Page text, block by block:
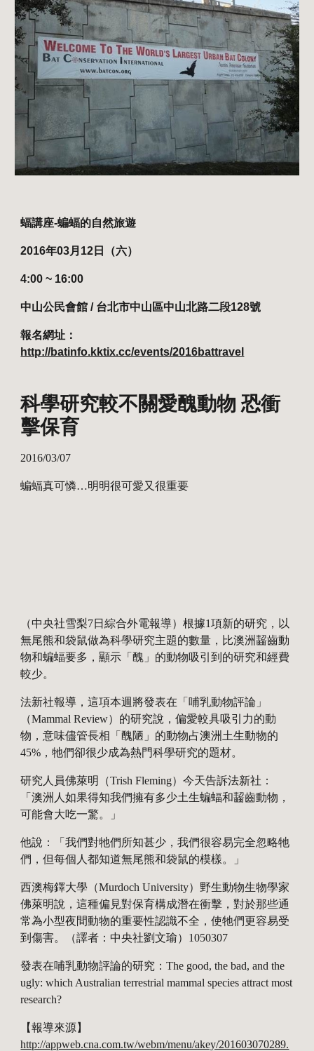
蝠講座-蝙蝠的自然旅遊
2016年03月12日（六）
4:00 ~ 16:00
中山公民會館 / 台北市中山區中山北路二段128號
報名網址：
http://batinfo.kktix.cc/events/2016battravel
科學研究較不關愛醜動物 恐衝
擊保育
2016/03/07
蝙蝠真可憐…明明很可愛又很重要
（中央社雪梨7日綜合外電報導）根據1項新的研究，以
無尾熊和袋鼠做為科學研究主題的數量，比澳洲齧齒動
物和蝙蝠要多，顯示「醜」的動物吸引到的研究和經費
較少。
法新社報導，這項本週將發表在「哺乳動物評論」
（Mammal Review）的研究說，偏愛較具吸引力的動
物，意味儘管長相「醜陋」的動物占澳洲土生動物的
45%，牠們卻很少成為熱門科學研究的題材。
研究人員佛萊明（Trish Fleming）今天告訴法新社：
「澳洲人如果得知我們擁有多少土生蝙蝠和齧齒動物，
可能會大吃一驚。」
他說：「我們對牠們所知甚少，我們很容易完全忽略牠
們，但每個人都知道無尾熊和袋鼠的模樣。」
西澳梅鐸大學（Murdoch University）野生動物生物學家
佛萊明說，這種偏見對保育構成潛在衝擊，對於那些通
常為小型夜間動物的重要性認識不全，使牠們更容易受
到傷害。（譯者：中央社劉文瑜）1050307
發表在哺乳動物評論的研究：The good, the bad, and the
ugly: which Australian terrestrial mammal species attract most
research?
【報導來源】
http://appweb.cna.com.tw/webm/menu/akey/201603070289.